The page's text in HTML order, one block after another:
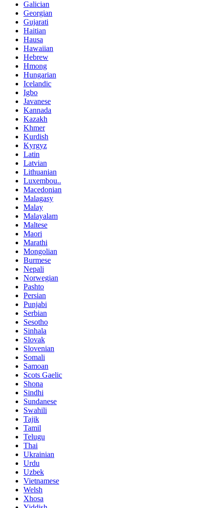
Galician
Georgian
Gujarati
Haitian
Hausa
Hawaiian
Hebrew
Hmong
Hungarian
Icelandic
Igbo
Javanese
Kannada
Kazakh
Khmer
Kurdish
Kyrgyz
Latin
Latvian
Lithuanian
Luxembou..
Macedonian
Malagasy
Malay
Malayalam
Maltese
Maori
Marathi
Mongolian
Burmese
Nepali
Norwegian
Pashto
Persian
Punjabi
Serbian
Sesotho
Sinhala
Slovak
Slovenian
Somali
Samoan
Scots Gaelic
Shona
Sindhi
Sundanese
Swahili
Tajik
Tamil
Telugu
Thai
Ukrainian
Urdu
Uzbek
Vietnamese
Welsh
Xhosa